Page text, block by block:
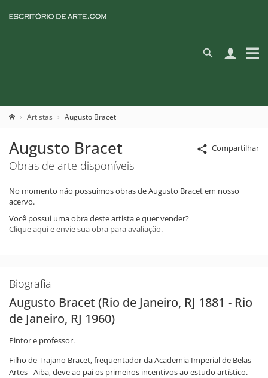
Artistas Augusto Bracet
Compartilhar
Augusto Bracet
Obras de arte disponíveis
No momento não possuimos obras de Augusto Bracet em nosso
acervo.
Você possui uma obra deste artista e quer vender?
Clique aqui e envie sua obra para avaliação.
Biografia
Augusto Bracet (Rio de Janeiro, RJ 1881 - Rio
de Janeiro, RJ 1960)
Pintor e professor.
Filho de Trajano Bracet, frequentador da Academia Imperial de Belas
Artes - Aiba, deve ao pai os primeiros incentivos ao estudo artístico.